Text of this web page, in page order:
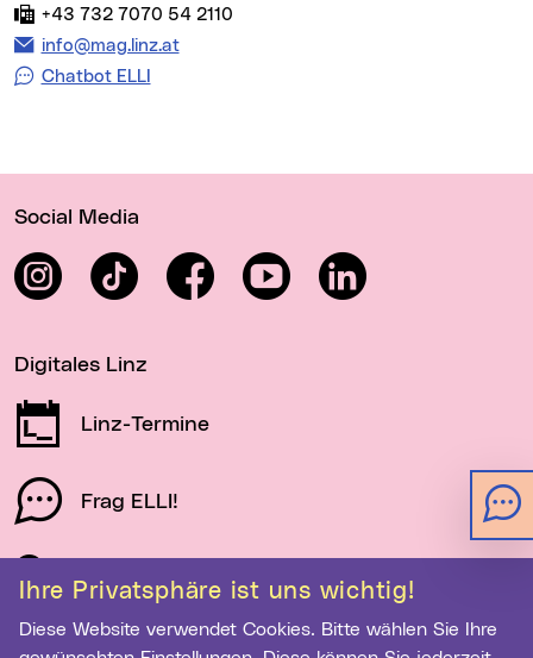
Ihre Privatsphäre ist uns wichtig!
Diese Website verwendet Cookies. Bitte wählen Sie Ihre
Fax:
+43 732 7070 54 2110
E-Mail Adresse:
info@mag.linz.at
Chatbot ELLI
Social Media
InstagramTikTok FacebookYouTube LinkedIn
Digitales Linz
Linz-Termine
Frag ELLI!
Schau auf Linz